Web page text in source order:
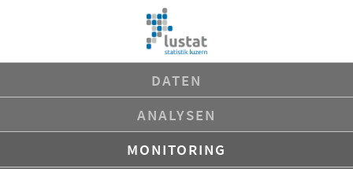
DATEN
ANALYSEN
MONITORING